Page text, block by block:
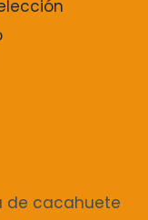
de cacahuete